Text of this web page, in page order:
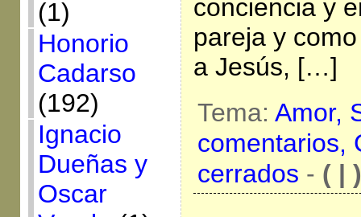
(1)
Honorio
Cadarso
(192)
Ignacio
Dueñas y
Oscar
conciencia y
pareja y
a Jesús, […]
Tema: Amor,
comentarios,
cerrados - ( | )